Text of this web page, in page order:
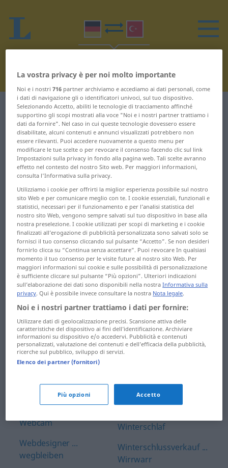
Dizionario Tedesco-Turco W
Parole in tedesco che iniziano
con W
w ... Wackelkontakt
wackeln ...
Wäschegeschäft
Wäscheklammer ...
Wahlgang
Wahlheimat ...
Wahrnehmungsvermögen
wahrsagen ... walten
Walze ... wappnen
Ware ... Wartehäuschen
Warteliste ... wasserarm
... Wasserschildkröte
Webcam
Webdesigner ...
wegbleiben
Wertarbeit
werten ...
westeuropäisch
westfälisch ... Wettfahrt
Wettkämpfer ...
widerlich
widernatürlich ...
wiederaufführen
Wiederaufleben ...
wiederholt
Wilderer ... Windeseile
Winterschlaf
Winterschlussverkauf ...
Wirrwarr
La vostra privacy è per noi molto importante
Noi e i nostri716 partner archiviamo e accediamo ai dati personali, come
i dati di navigazione gli o identificatori univoci, sul tuo dispositivo.
Selezionando Accetto, abiliti le tecnologie di tracciamento affinché
supportino gli scopi mostrati alla voce "Noi e i nostri partner trattiamo i
dati da fornire". Nel caso in cui queste tecnologie dovessero essere
disabilitate, alcuni contenuti e annunci visualizzati potrebbero non
essere rilevanti. Puoi accedere nuovamente a questo menu per
modificare le tue scelte o per revocare il consenso facendo clic sul link
Impostazioni sulla privacy in fondo alla pagina web. Tali scelte avranno
effetto nel contesto del nostro Sito web. Per maggiori informazioni,
consulta l'Informativa sulla privacy.
Utilizziamo i cookie per offrirti la miglior esperienza possibile sul nostro
sito Web e per comunicare meglio con te. I cookie essenziali, funzionali e
statistici, necessari per il funzionamento e per l’analisi statistica del
nostro sito Web, vengono sempre salvati sul tuo dispositivo in base alla
nostra preselezione. I cookie utilizzati per scopi di marketing e i cookie
finalizzati all’erogazione di pubblicità personalizzata sono salvati solo se
fornisci il tuo consenso cliccando sul pulsante “Accetto”. Se non desideri
fornirlo clicca su “Continua senza accettare”. Puoi revocare In qualsiasi
momento il tuo consenso per le visite future al nostro sito Web. Per
maggiori informazioni sui cookie e sulle possibilità di personalizzazione
è sufficiente cliccare sul pulsante “Più opzioni”. Ulteriori indicazioni
sull’elaborazione dei dati sono disponibili nella nostraInformativa sulla
privacy. Qui è possibile invece consultare la nostra Nota legale.
Noi e i nostri partner trattiamo i dati per fornire:
Utilizzare dati di geolocalizzazione precisi. Scansione attiva delle
caratteristiche del dispositivo ai fini dell’identificazione. Archiviare
informazioni su dispositivo e/o accedervi. Pubblicità e contenuti
personalizzati, valutazione dei contenuti e dell’efficacia della pubblicità,
ricerche sul pubblico, sviluppo di servizi.
Elenco dei partner (fornitori)
Più opzioni Accetto